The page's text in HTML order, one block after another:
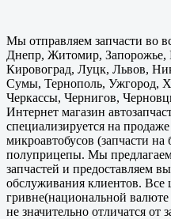
Мы отправляем запчасти во
Днепр, Житомир, Запорожье,
Кировоград, Луцк, Львов,
Сумы, Тернополь, Ужгород,
Черкассы, Чернигов,
Интернет магазин
специализируется на
микроавтобусов (запчасти
полуприцепы. Мы
запчастей и предоставляем
обслуживания клиентов. Все
гривне(национальной
не значительно отличатся от